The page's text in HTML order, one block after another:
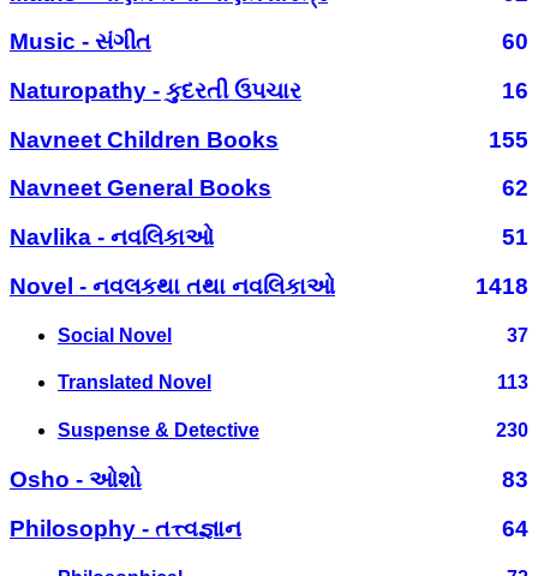
Music - સંગીત
60
Naturopathy - કુદરતી ઉપચાર
16
Navneet Children Books
155
Navneet General Books
62
Navlika - નવલિકાઓ
51
Novel - નવલકથા તથા નવલિકાઓ
1418
Social Novel 37
Translated Novel 113
Suspense & Detective 230
Osho - ઓશો
83
Philosophy - તત્ત્વજ્ઞાન
64